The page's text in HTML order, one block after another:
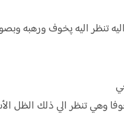
تنظر اليه پخوف ورهبه
تنظر الي ذلك الظل